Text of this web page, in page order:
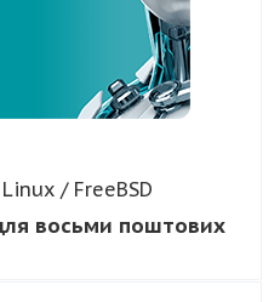
/ FreeBSD
восьми поштових